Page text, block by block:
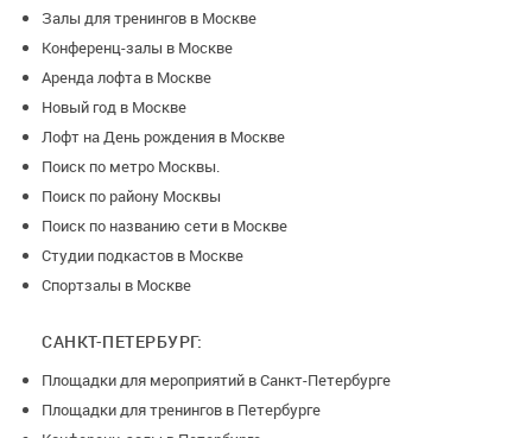
Залы для тренингов в Москве
Конференц-залы в Москве
Аренда лофта в Москве
Новый год в Москве
Лофт на День рождения в Москве
Поиск по метро Москвы.
Поиск по району Москвы
Поиск по названию сети в Москве
Студии подкастов в Москве
Спортзалы в Москве
САНКТ-ПЕТЕРБУРГ:
Площадки для мероприятий в Санкт-Петербурге
Площадки для тренингов в Петербурге